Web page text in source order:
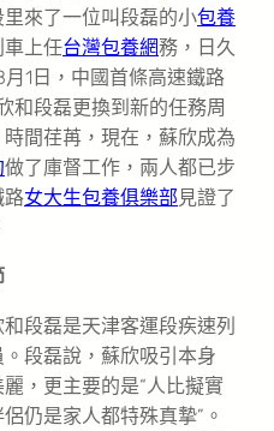
來了一位叫段磊的小包養
車上任台灣包養網務，日久
1日，中國首條高速鐵路
和段磊更換到新的任務周
間荏苒，現在，蘇欣成為
做了庫督工作，兩人都已步
路女大生包養俱樂部 見證了
段磊是天津客運段疾速列
段磊說，蘇欣吸引本身
，更主要的是“人比擬實
仍是家人都特殊真摯”。